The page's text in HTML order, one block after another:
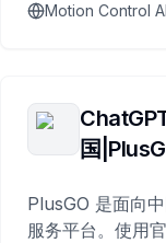
Motion Control AI
国
PlusGO 是面向
服务平台。使用